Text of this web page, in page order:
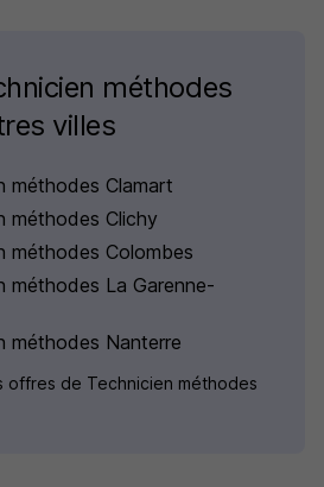
méthodes
villes
méthodes Clamart
méthodes Clichy
méthodes Colombes
méthodes La Garenne-
méthodes Nanterre
offres de Technicien méthodes